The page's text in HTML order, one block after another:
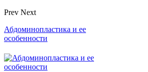
Prev Next
Абдоминопластика и ее
особенности